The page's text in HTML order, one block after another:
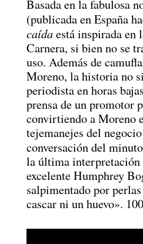
Basada en la fabulosa
(publicada en España
caídaestá inspirada
Carnera, si bien no se
uso. Además de
Moreno, la historia no
periodista en horas
prensa de un promotor
convirtiendo a Moreno
tejemanejes del
conversación del
la última interpretación
excelente Humphrey
salpimentado por
cascar ni un huevo».